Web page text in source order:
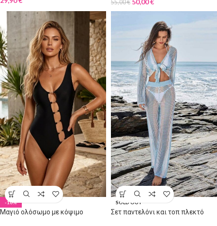
55,00€ 50,00€
-10%
Μαγιό ολόσωμο με κόψιμο
SOLD OUT
Σετ παντελόνι και τοπ πλεκτό